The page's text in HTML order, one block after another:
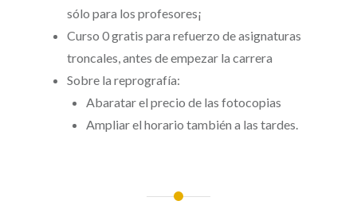
sólo para los profesores¡
Curso 0 gratis para refuerzo de asignaturas
troncales, antes de empezar la carrera
Sobre la reprografía:
Abaratar el precio de las fotocopias
Ampliar el horario también a las tardes.